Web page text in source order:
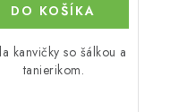
DO KOŠÍKA
kanvičky so šálkou a
tanierikom.